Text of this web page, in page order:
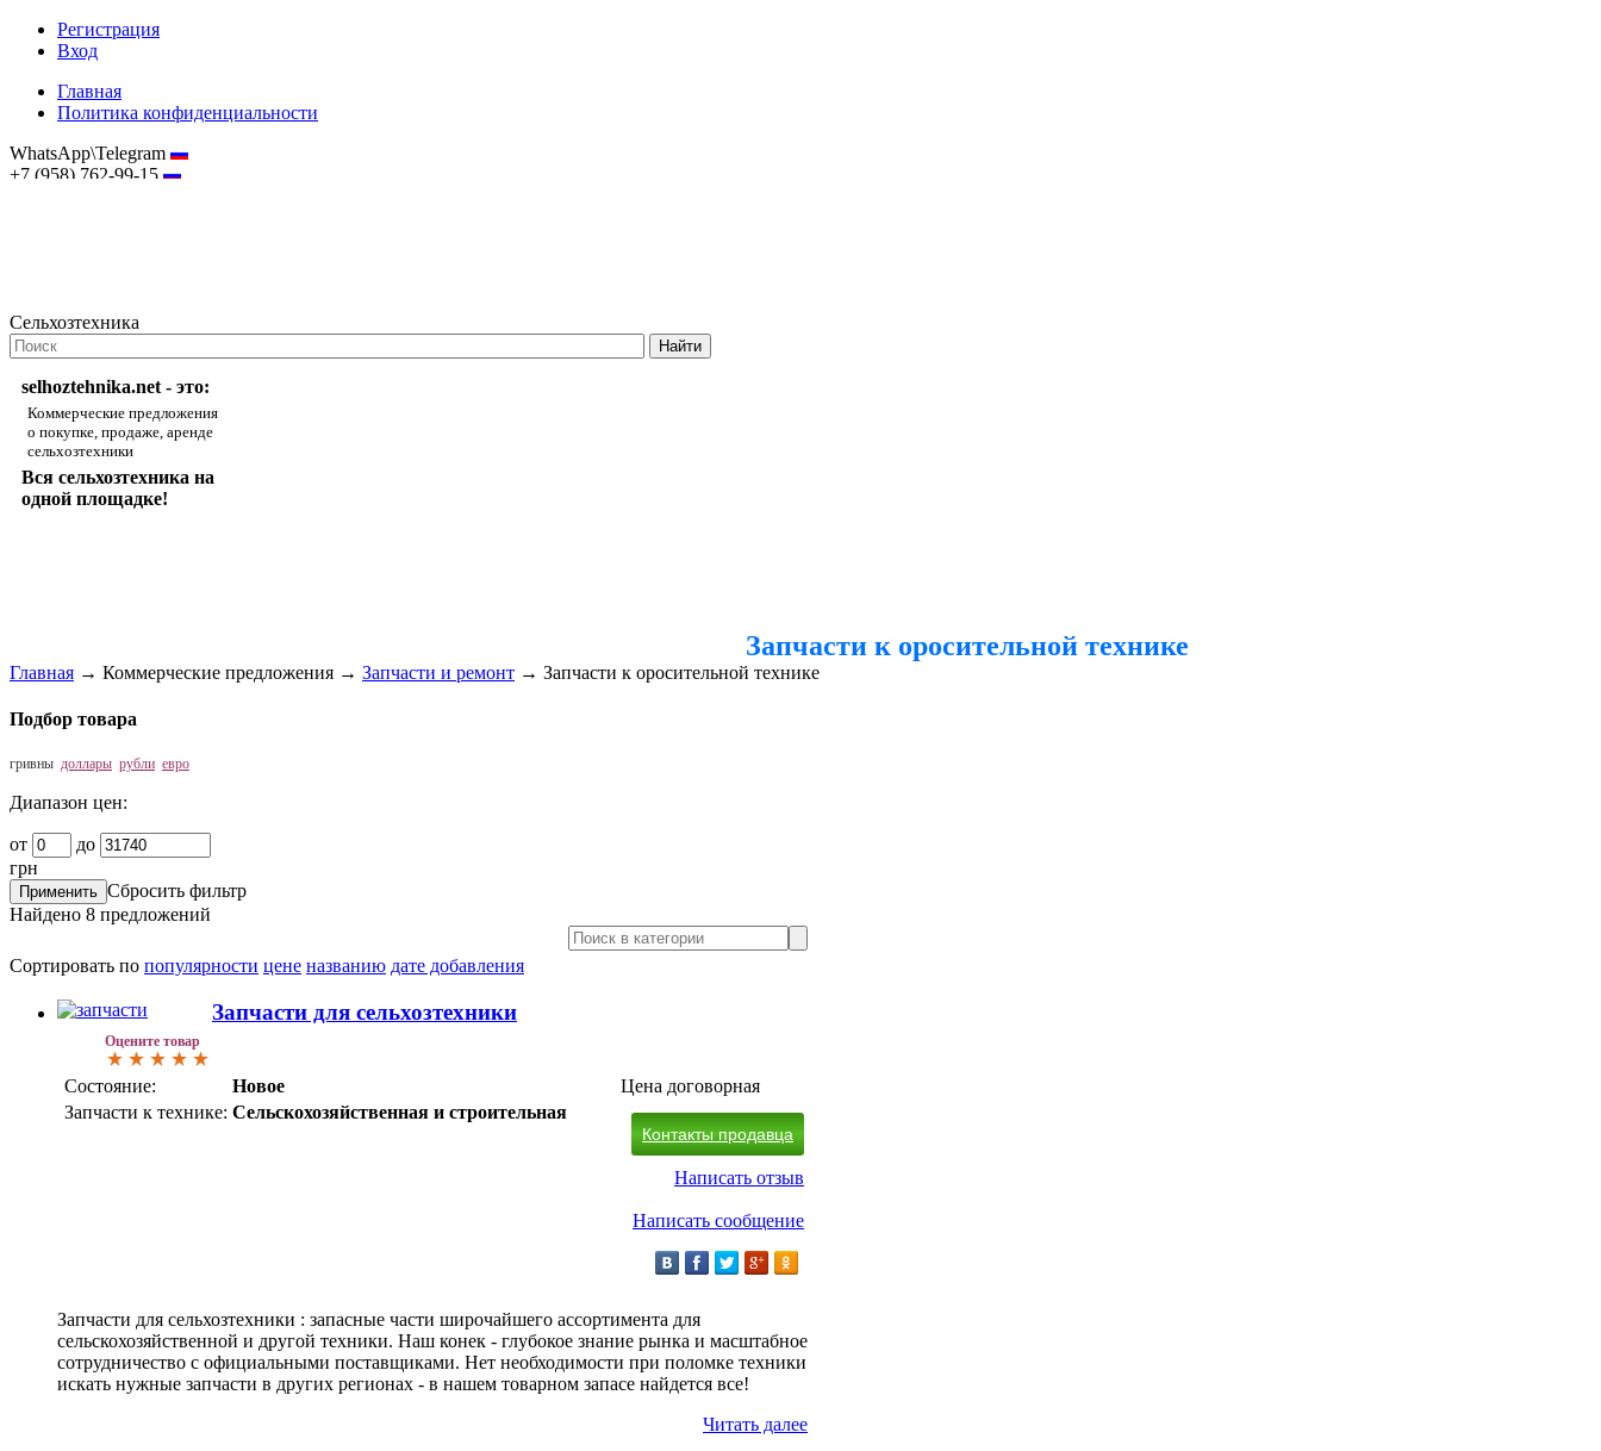
Регистрация
Вход
Главная
Политика конфиденциальности
WhatsApp\Telegram
+7 (958) 762-99-15
Сельхозтехника
selhoztehnika.net - это:
Коммерческие предложения
о покупке, продаже, аренде
сельхозтехники
Вся сельхозтехника на
одной площадке!
Запчасти к оросительной технике
Главная → Коммерческие предложения → Запчасти и ремонт → Запчасти к оросительной технике
Подбор товара
гривны доллары рубли евро
Диапазон цен:
от
до
грн
Сбросить фильтр
Найдено 8 предложений
Сортировать по популярности цене названию дате добавления
Оцените товар
Запчасти для сельхозтехники
Состояние:
Новое
Запчасти к технике: Сельскохозяйственная и строительная
Цена договорная
Контакты продавца
Написать отзыв
Написать сообщение
Запчасти для сельхозтехники : запасные части широчайшего ассортимента для
сельскохозяйственной и другой техники. Наш конек - глубокое знание рынка и масштабное
сотрудничество с официальными поставщиками. Нет необходимости при поломке техники
искать нужные запчасти в других регионах - в нашем товарном запасе найдется все!
Читать далее